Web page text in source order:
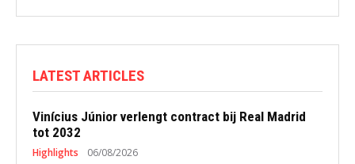
LATEST ARTICLES
Vinícius Júnior verlengt contract bij Real Madrid
tot 2032
Highlights 06/08/2026